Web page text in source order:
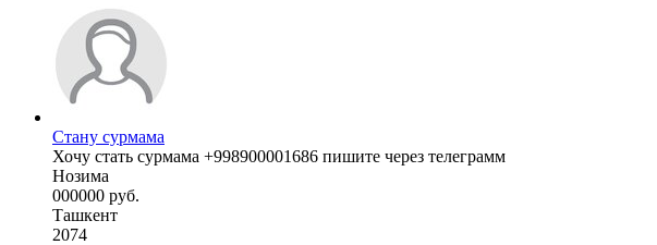
Стану сурмама
Хочу стать сурмама +998900001686 пишите через телеграмм
Нозима
000000 руб.
Ташкент
2074